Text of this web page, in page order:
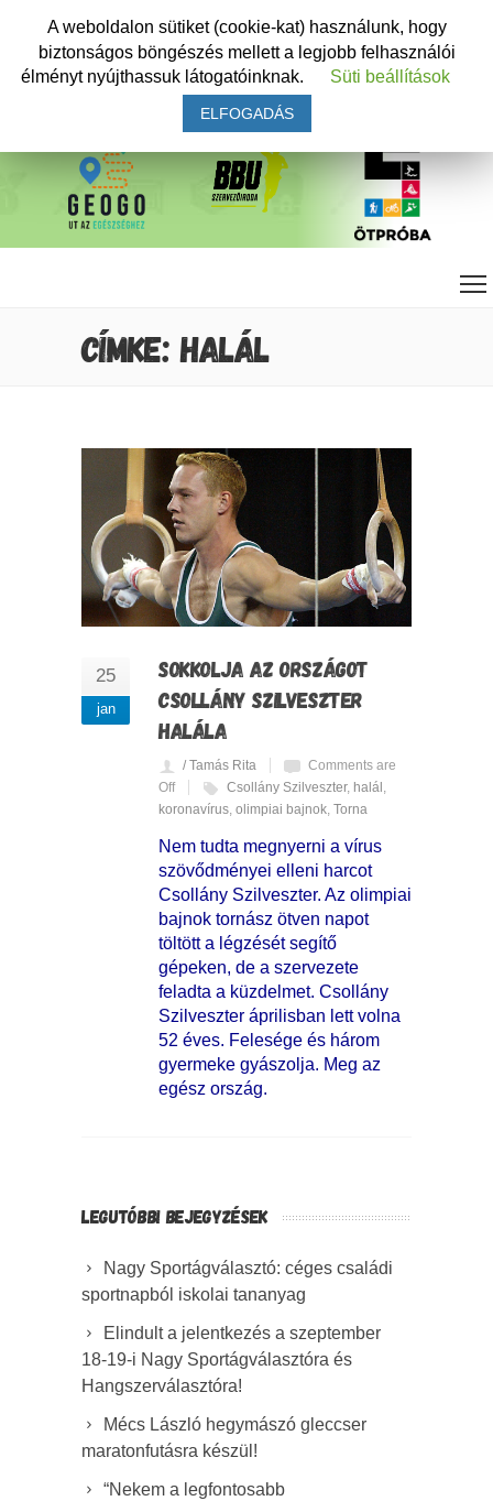
CÍMKE: HALÁL
25
jan
SOKKOLJA AZ ORSZÁGOT
CSOLLÁNY SZILVESZTER
HALÁLA
/ Tamás Rita
Comments are
Off
Csollány Szilveszter, halál ,
koronavírus, olimpiai bajnok, Torna
Nem tudta megnyerni a vírus
szövődményei elleni harcot
Csollány Szilveszter. Az olimpiai
bajnok tornász ötven napot
töltött a légzését segítő
gépeken, de a szervezete
feladta a küzdelmet. Csollány
Szilveszter áprilisban lett volna
52 éves. Felesége és három
gyermeke gyászolja. Meg az
egész ország.
LEGUTÓBBI BEJEGYZÉSEK
Nagy Sportágválasztó: céges családi
sportnapból iskolai tananyag
Elindult a jelentkezés a szeptember
18-19-i Nagy Sportágválasztóra és
Hangszerválasztóra!
Mécs László hegymászó gleccser
maratonfutásra készül!
“Nekem a legfontosabb
A weboldalon sütiket (cookie-kat) használunk, hogy
biztonságos böngészés mellett a legjobb felhasználói
élményt nyújthassuk látogatóinknak.
Süti beállítások
ELFOGADÁS